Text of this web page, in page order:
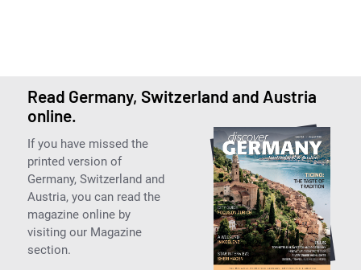
Read Germany, Switzerland and Austria
online.
If you have missed the
printed version of
Germany, Switzerland and
Austria, you can read the
magazine online by
visiting our Magazine
section.